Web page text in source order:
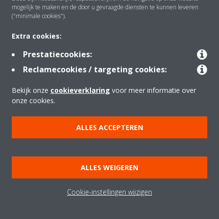
Oplossingen
Contact
Producten
Juridische mededeling
Cookieverklaring
mogelijk te maken en de door u gevraagde diensten te kunnen leveren
("minimale cookies").
Extra cookies:
Prestatiecookies:
Reclamecookies / targeting cookies:
Bekijk onze cookieverklaring voor meer informatie over
onze cookies.
ALLES ACCEPTEREN
ALLES WEIGEREN
Cookie-instellingen wijzigen